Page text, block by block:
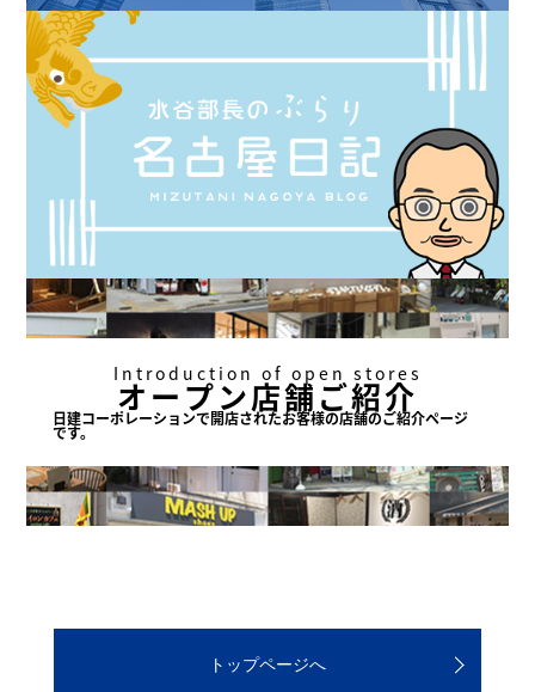
Introduction of open stores
オープン店舗ご紹介
日建コーポレーションで開店されたお客様の店舗のご紹介ページ
です。
トップページへ